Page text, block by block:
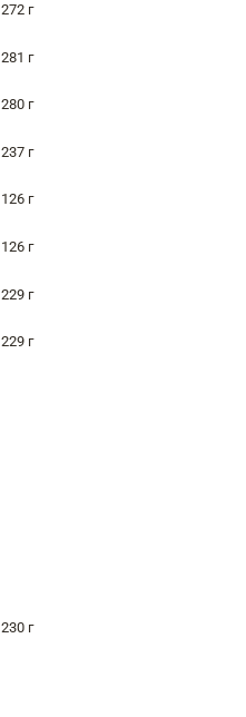
272 г
281 г
280 г
237 г
126 г
126 г
229 г
229 г
230 г